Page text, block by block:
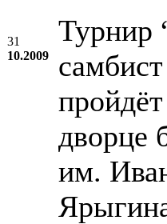
31
10.2009
дворце
им.